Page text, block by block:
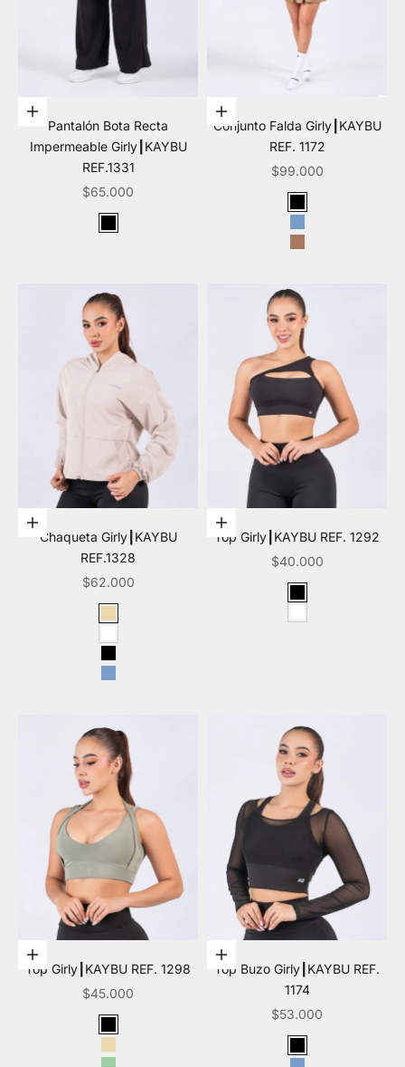
Elige opciones
Pantalón Bota Recta
Impermeable Girly┃KAYBU
REF.1331
Precio de oferta
$65.000
Negro
Elige opciones
Conjunto Falda Girly┃KAYBU
REF. 1172
Precio de oferta
$99.000
Negro
Azul claro
Cafe
Elige opciones
Chaqueta Girly┃KAYBU
REF.1328
Precio de oferta
$62.000
Beige
Blanco
Negro
Azul claro
Elige opciones
Top Girly┃KAYBU REF. 1292
Precio de oferta
$40.000
Negro
Blanco
Elige opciones
Top Girly┃KAYBU REF. 1298
Precio de oferta
$45.000
Negro
Beige
Elige opciones
Top Buzo Girly┃KAYBU REF.
1174
Precio de oferta
$53.000
Negro